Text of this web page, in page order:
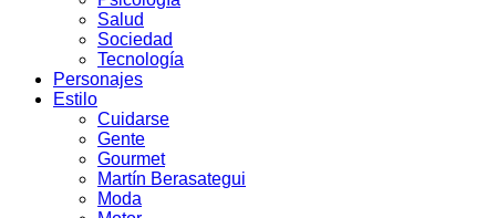
Salud
Sociedad
Tecnología
Personajes
Estilo
Cuidarse
Gente
Gourmet
Martín Berasategui
Moda